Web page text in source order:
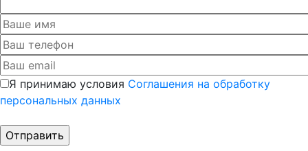
Я принимаю условия Соглашения на обработку
персональных данных